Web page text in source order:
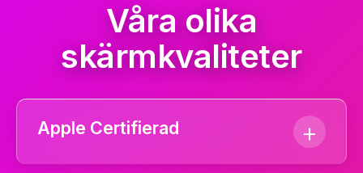
Våra olika
skärmkvaliteter
Apple Certifierad